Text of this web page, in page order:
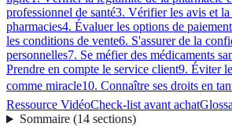
professionnel de santé3. Vérifier les avis et la
pharmacies4. Évaluer les options de paiement
les conditions de vente6. S'assurer de la
personnelles7. Se méfier des médicaments
Prendre en compte le service client9. Éviter
comme miracle10. Connaître ses droits en
Ressource VidéoCheck-list avant achat
Sommaire(14 sections)